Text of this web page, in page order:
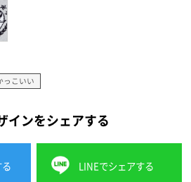
っこいい
インをシェアする
LINEでシェアする